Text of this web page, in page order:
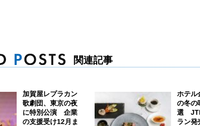
関連記事
加賀屋レプラカン
歌劇団、東京の夜
に特別公演 企業
の支援受け12月ま
ホテル
の冬の
選
ラン発